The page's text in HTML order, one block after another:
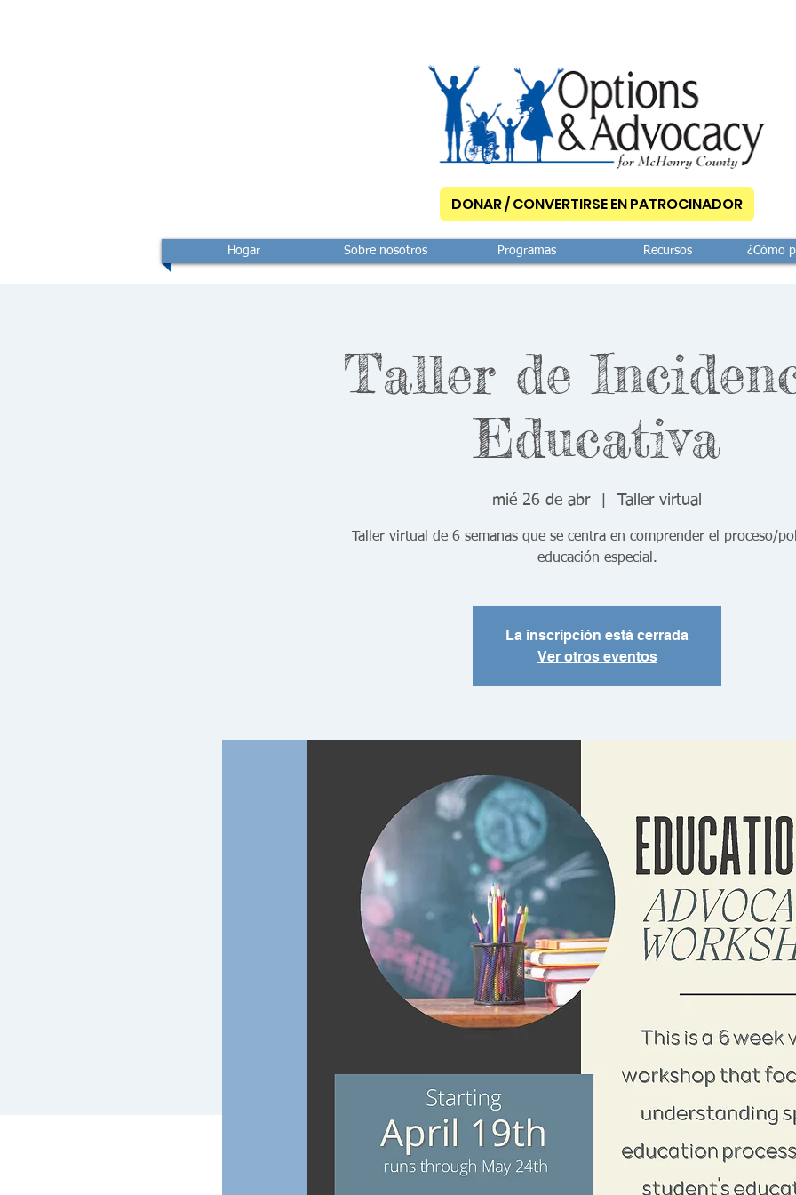
DONAR / CONVERTIRSE EN PATROCINADOR
Hogar Sobre nosotros Programas Recursos ¿Cómo
Taller de
Educativa
mié 26 de abr
  |
Taller virtual
Taller virtual de 6 semanas que se centra en comprender el proceso/
educación especial.
La inscripción está cerrada
Ver otros eventos